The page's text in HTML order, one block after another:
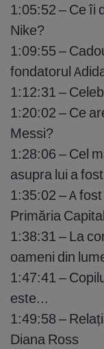
1:05:52 – Ce îi
Nike?
1:09:55 –
fondatorul
1:12:31 –
1:20:02 – Ce
Messi?
1:28:06 – Cel
asupra lui a
1:35:02 – A
Primăria
1:38:31 – La
oameni din
1:47:41 –
este...
1:49:58 –
Diana Ross